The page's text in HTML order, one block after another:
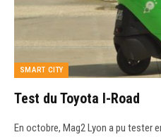
SMART CITY
Test du Toyota I-Road
En octobre, Mag2 Lyon a pu tester